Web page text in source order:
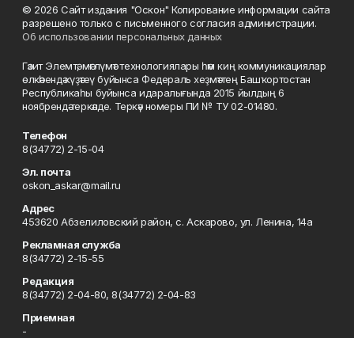
© 2026 Сайт издания "Оскон" Копирование информации сайта
разрешено только с письменного согласия администрации.
Об использовании персональных данных
Гәзит Элемтә, мәғлүмәт технологиялары һәм киң коммуникациялар
өлкәһендә күҙәтеү буйынса Федераль хеҙмәттең Башҡортостан
Республикаһы буйынса идаралығында 2015 йылдың 6
ноябрендә теркәлде. Теркәү номеры ПИ № ТУ 02-01480.
Телефон
8(34772) 2-15-04
Эл. почта
oskon_askar@mail.ru
Адрес
453620 Абзелиловский район, с. Аскарово, ул. Ленина, 14а
Рекламная служба
8(34772) 2-15-55
Редакция
8(34772) 2-04-80, 8(34772) 2-04-83
Приемная
-